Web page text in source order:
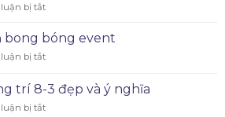
bị tắt
bong bóng event
bị tắt
trí 8-3 đẹp và ý nghĩa
bị tắt